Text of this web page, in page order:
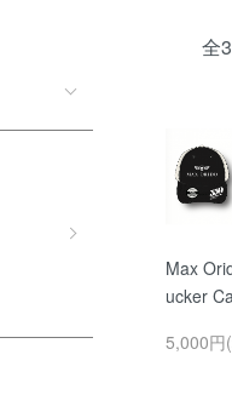
全
Max
ucker
5,000円